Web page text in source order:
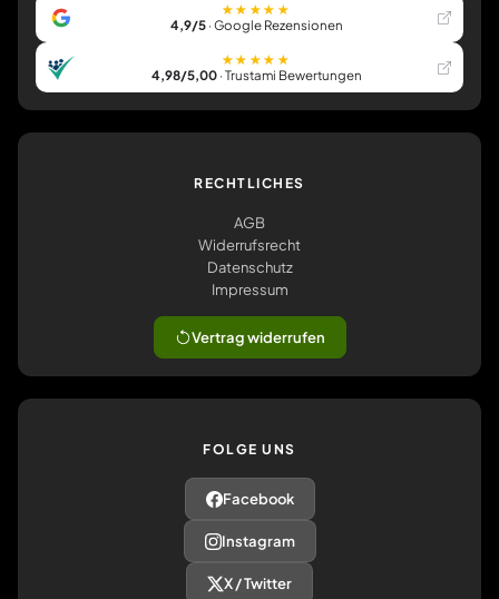
★★★★★
4,9/5· Google Rezensionen
★★★★★
4,98/5,00· Trustami Bewertungen
RECHTLICHES
AGB
Widerrufsrecht
Datenschutz
Impressum
Vertrag widerrufen
FOLGE UNS
Facebook
Instagram
X / Twitter